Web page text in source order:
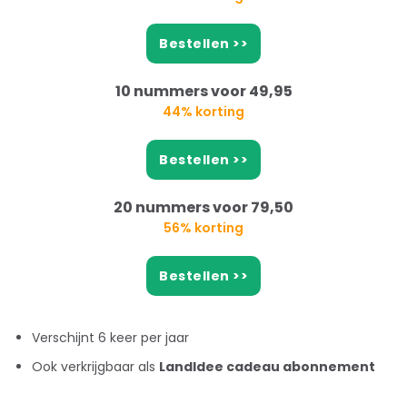
Bestellen >>
10 nummers voor 49,95
44% korting
Bestellen >>
20 nummers voor 79,50
56% korting
Bestellen >>
Verschijnt 6 keer per jaar
Ook verkrijgbaar als LandIdee cadeau abonnement